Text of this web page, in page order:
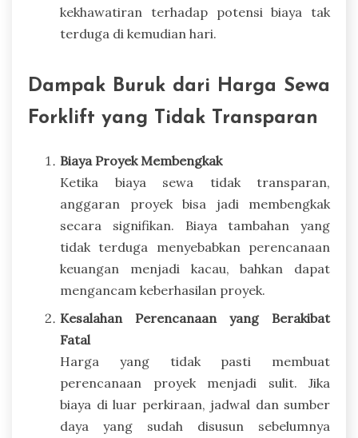
kekhawatiran terhadap potensi biaya tak
terduga di kemudian hari.
Dampak Buruk dari Harga Sewa
Forklift yang Tidak Transparan
Biaya Proyek Membengkak
Ketika biaya sewa tidak transparan,
anggaran proyek bisa jadi membengkak
secara signifikan. Biaya tambahan yang
tidak terduga menyebabkan perencanaan
keuangan menjadi kacau, bahkan dapat
mengancam keberhasilan proyek.
Kesalahan Perencanaan yang Berakibat
Fatal
Harga yang tidak pasti membuat
perencanaan proyek menjadi sulit. Jika
biaya di luar perkiraan, jadwal dan sumber
daya yang sudah disusun sebelumnya